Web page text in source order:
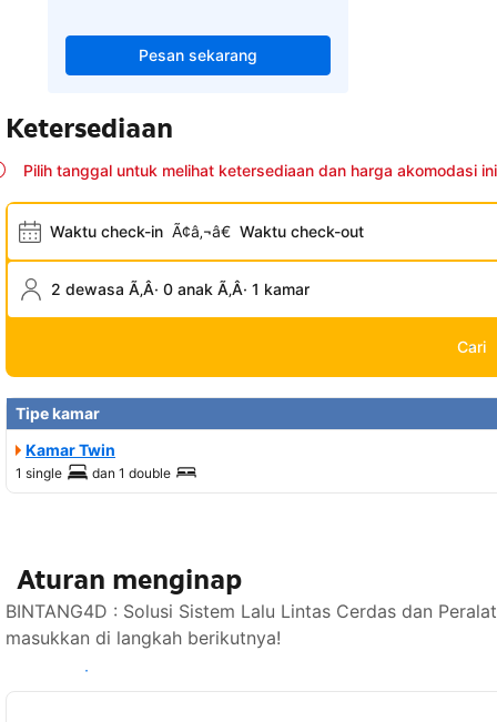
Pesan sekarang
Ketersediaan
Pilih tanggal untuk melihat ketersediaan dan harga akomodasi ini
Waktu check-in Ã¢â‚¬â€ Waktu check-out
2 dewasa Ã‚Â· 0 anak Ã‚Â· 1 kamar
Cari
Tipe kamar
Kamar Twin
1 single dan 1 double
Aturan menginap
BINTANG4D : Solusi Sistem Lalu Lintas Cerdas dan
masukkan di langkah berikutnya!
Lihat ketersediaan